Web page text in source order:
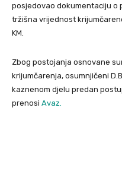
posjedovao dokumentaciju o
tržišna vrijednost
KM.
Zbog postojanja osnovane
krijumčarenja, osumnjičeni
kaznenom djelu predan
prenosi Avaz.